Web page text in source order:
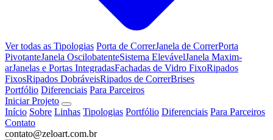
Ver todas as Tipologias Porta de CorrerJanela de CorrerPorta
PivotanteJanela OscilobatenteSistema ElevávelJanela Maxim-
arJanelas e Portas IntegradasFachadas de Vidro FixoRipados
FixosRipados DobráveisRipados de CorrerBrises
Portfólio Diferenciais Para Parceiros
Iniciar Projeto
Início Sobre Linhas Tipologias Portfólio Diferenciais Para Parceiros
Contato
contato@zeloart.com.br